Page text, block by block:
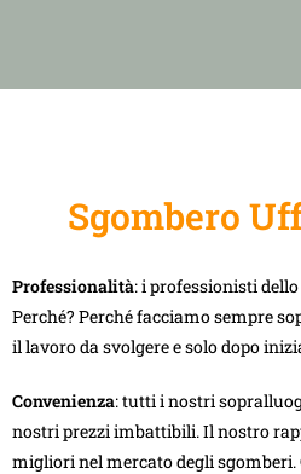
Sgombero
Professionalità: i professionisti
Perché? Perché facciamo sempre
il lavoro da svolgere e solo dopo
Convenienza: tutti i nostri
nostri prezzi imbattibili. Il nostro
migliori nel mercato degli sgomberi.